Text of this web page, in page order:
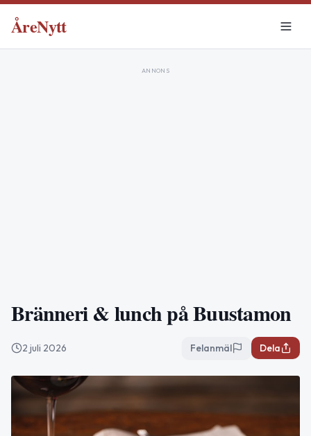
ÅreNytt
ANNONS
Bränneri & lunch på Buustamon
2 juli 2026 Felanmäl Dela